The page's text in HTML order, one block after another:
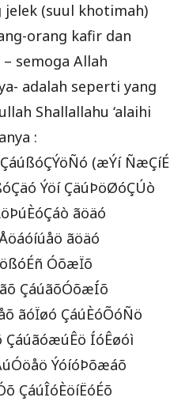
jelek (suul khotimah)
orang kafir dan
semoga Allah
adalah seperti yang
Shallallahu ‘alaihi
:
(æÝí ÑæÇíÉ
Ýöí ÇäúÞöØóÇÚò
ãöäó
ãöäó
ÓõæÏõ
ÇáúãõÓõæÍõ
ãóÏøó ÇáúÈóÕóÑö
ÇáúãóæúÊö ÍóÊøóì
ÝóíóÞõæáõ
ÇáúÎóÈöíËóÉõ